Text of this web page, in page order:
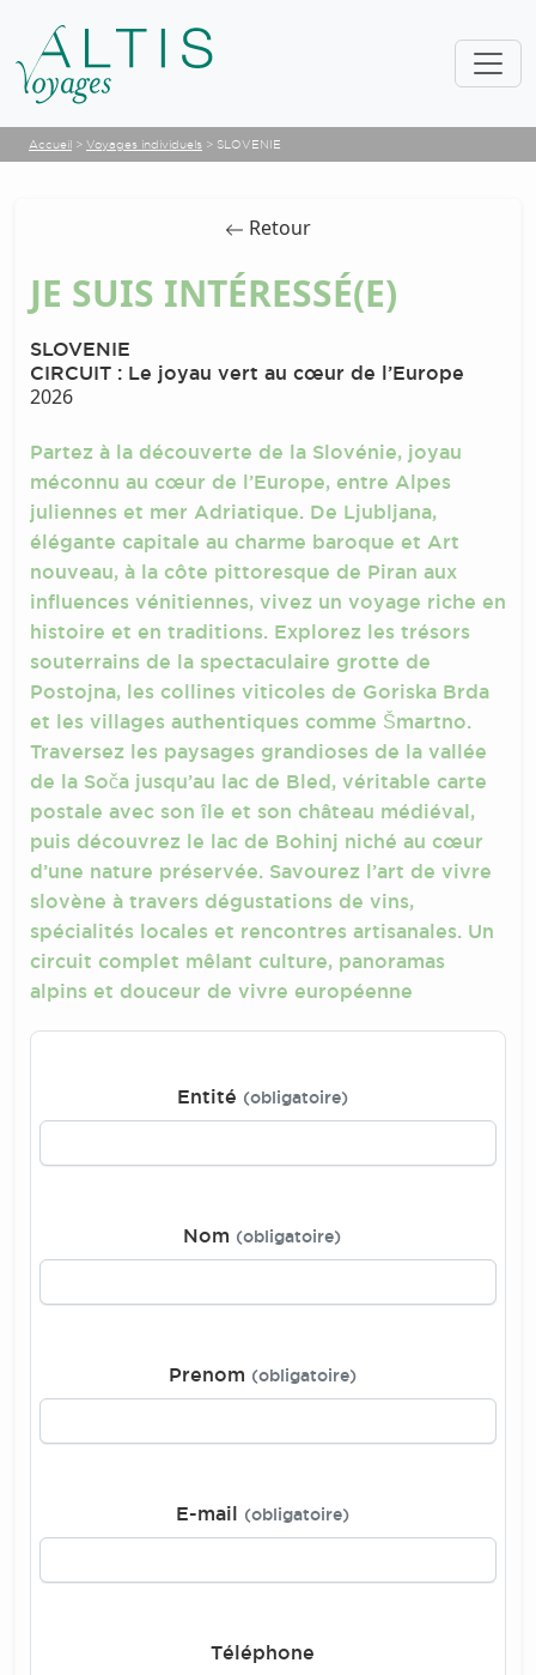
Accueil > Voyages individuels > SLOVENIE
Retour
JE SUIS INTÉRESSÉ(E)
SLOVENIE
CIRCUIT : Le joyau vert au cœur de l’Europe
2026
Partez à la découverte de la Slovénie, joyau
méconnu au cœur de l’Europe, entre Alpes
juliennes et mer Adriatique. De Ljubljana,
élégante capitale au charme baroque et Art
nouveau, à la côte pittoresque de Piran aux
influences vénitiennes, vivez un voyage riche en
histoire et en traditions. Explorez les trésors
souterrains de la spectaculaire grotte de
Postojna, les collines viticoles de Goriska Brda
et les villages authentiques comme Šmartno.
Traversez les paysages grandioses de la vallée
de la Soča jusqu’au lac de Bled, véritable carte
postale avec son île et son château médiéval,
puis découvrez le lac de Bohinj niché au cœur
d’une nature préservée. Savourez l’art de vivre
slovène à travers dégustations de vins,
spécialités locales et rencontres artisanales. Un
circuit complet mêlant culture, panoramas
alpins et douceur de vivre européenne
Entité (obligatoire)
Nom (obligatoire)
Prenom (obligatoire)
E-mail (obligatoire)
Téléphone